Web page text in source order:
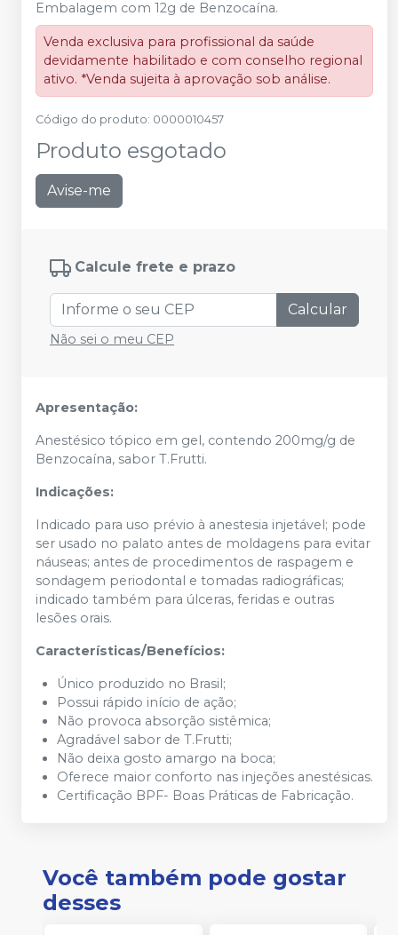
Embalagem com 12g de Benzocaína.
Venda exclusiva para profissional da saúde
devidamente habilitado e com conselho regional
ativo. *Venda sujeita à aprovação sob análise.
Código do produto: 0000010457
Produto esgotado
Avise-me
Calcule frete e prazo
Calcular
Não sei o meu CEP
Apresentação:
Anestésico tópico em gel, contendo 200mg/g de
Benzocaína, sabor T.Frutti.
Indicações:
Indicado para uso prévio à anestesia injetável; pode
ser usado no palato antes de moldagens para evitar
náuseas; antes de procedimentos de raspagem e
sondagem periodontal e tomadas radiográficas;
indicado também para úlceras, feridas e outras
lesões orais.
Características/Benefícios:
Único produzido no Brasil;
Possui rápido início de ação;
Não provoca absorção sistêmica;
Agradável sabor de T.Frutti;
Não deixa gosto amargo na boca;
Oferece maior conforto nas injeções anestésicas.
Certificação BPF- Boas Práticas de Fabricação.
Você também pode gostar
desses